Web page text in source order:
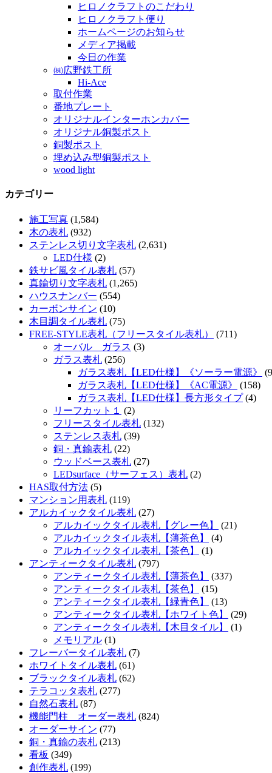
ヒロノクラフトのこだわり
ヒロノクラフト便り
ホームページのお知らせ
メディア掲載
今日の作業
㈱広野鉄工所
Hi-Ace
取付作業
番地プレート
オリジナルインターホンカバー
オリジナル銅製ポスト
銅製ポスト
埋め込み型銅製ポスト
wood light
カテゴリー
施工写真 (1,584)
木の表札 (932)
ステンレス切り文字表札 (2,631)
LED仕様 (2)
鉄サビ風タイル表札 (57)
真鍮切り文字表札 (1,265)
ハウスナンバー (554)
カーボンサイン (10)
木目調タイル表札 (75)
FREE-STYLE表札（フリースタイル表札）
(711)
オーバル ガラス (3)
ガラス表札 (256)
ガラス表札【LED仕様】《ソーラー電源》
ガラス表札【LED仕様】《AC電源》
(158)
ガラス表札【LED仕様】長方形タイプ(4)
リーフカット１
(2)
フリースタイル表札 (132)
ステンレス表札 (39)
銅・真鍮表札 (22)
ウッドベース表札 (27)
LEDsurface（サーフェス）表札 (2)
HAS取付方法 (5)
マンション用表札 (119)
アルカイックタイル表札 (27)
アルカイックタイル表札【グレー色】
(21)
アルカイックタイル表札【薄茶色】
(4)
アルカイックタイル表札【茶色】
(1)
アンティークタイル表札 (797)
アンティークタイル表札【薄茶色】
(337)
アンティークタイル表札【茶色】
(15)
アンティークタイル表札【緑青色】
(13)
アンティークタイル表札【ホワイト色】
(29)
アンティークタイル表札【木目タイル】
(1)
メモリアル (1)
フレーバータイル表札 (7)
ホワイトタイル表札 (61)
ブラックタイル表札 (62)
テラコッタ表札 (277)
自然石表札 (87)
機能門柱 オーダー表札 (824)
オーダーサイン (77)
銅・真鍮の表札 (213)
看板 (349)
創作表札 (199)